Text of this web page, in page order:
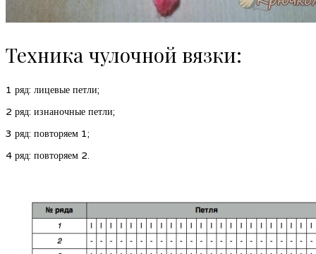
Техника чулочной вязки:
1 ряд: лицевые петли;
2 ряд: изнаночные петли;
3 ряд: повторяем 1;
4 ряд: повторяем 2.